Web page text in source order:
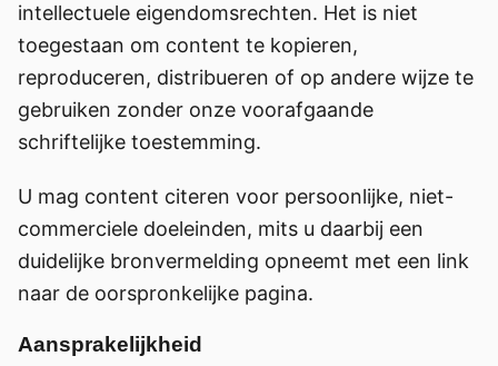
intellectuele eigendomsrechten. Het is niet
toegestaan om content te kopieren,
reproduceren, distribueren of op andere wijze te
gebruiken zonder onze voorafgaande
schriftelijke toestemming.
U mag content citeren voor persoonlijke, niet-
commerciele doeleinden, mits u daarbij een
duidelijke bronvermelding opneemt met een link
naar de oorspronkelijke pagina.
Aansprakelijkheid